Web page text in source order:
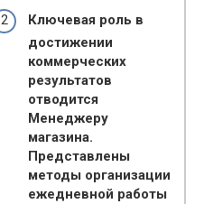
Ключевая роль в
достижении
коммерческих
результатов
отводится
Менеджеру
магазина.
Представлены
методы организации
ежедневной работы